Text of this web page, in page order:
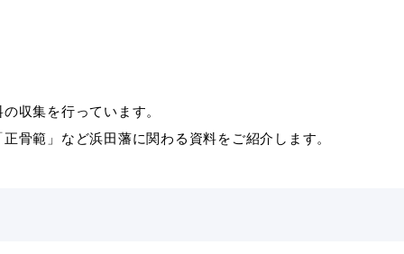
教育 届出・証明
収集を行っています。
範」など浜田藩に関わる資料をご紹介します。